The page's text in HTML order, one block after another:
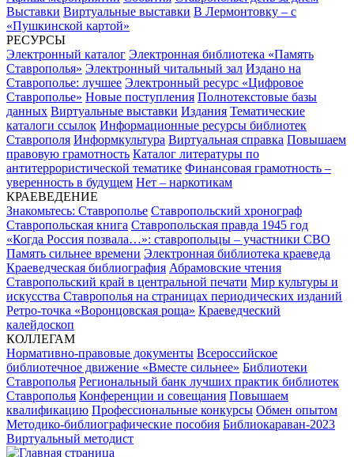
Выставки Виртуальные выставки В Лермонтовку – с
«Пушкинской картой»
РЕСУРСЫ
Электронный каталог Электронная библиотека «Память
Ставрополья» Электронный читальный зал Издано на
Ставрополье: лучшее Электронный ресурс «Цифровое
Ставрополье» Новые поступления Полнотекстовые базы
данных Виртуальные выставки Издания Тематические
каталоги ссылок Информационные ресурсы библиотек
Ставрополя Информкультура Виртуальная справка Повышаем
правовую грамотность Каталог литературы по
антитеррористической тематике Финансовая грамотность –
уверенность в будущем Нет – наркотикам
КРАЕВЕДЕНИЕ
Знакомьтесь: Ставрополье Ставропольский хронограф
Ставропольская книга Ставропольская правда 1945 год
«Когда Россия позвала…»: ставропольцы – участники СВО
Память сильнее времени Электронная библиотека краеведа
Краеведческая библиография Абрамовские чтения
Ставропольский край в центральной печати Мир культуры и
искусства Ставрополья на страницах периодических изданий
Ретро-точка «Воронцовская роща» Краеведческий
калейдоскоп
КОЛЛЕГАМ
Нормативно-правовые документы Всероссийское
библиотечное движение «Вместе сильнее» Библиотеки
Ставрополья Региональный банк лучших практик библиотек
Ставрополья Конференции и совещания Повышаем
квалификацию Профессиональные конкурсы Обмен опытом
Методико-библиографические пособия Библиокараван-2023
Виртуальный методист